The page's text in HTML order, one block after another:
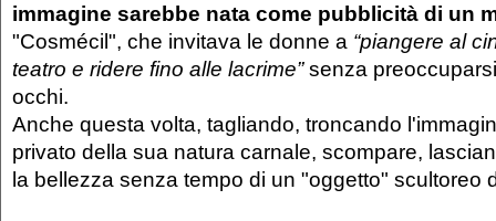
immagine sarebbe nata come pubblicità di un
"Cosmécil", che invitava le donne a “piangere al
teatro e ridere fino alle lacrime”senza
occhi.
Anche questa volta, tagliando, troncando
privato della sua natura carnale, scompare,
la bellezza senza tempo di un "oggetto" scultoreo